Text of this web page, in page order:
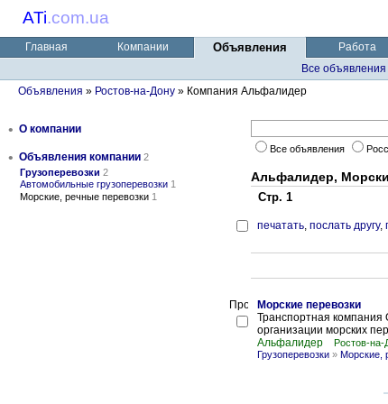
ATi.com.ua
Главная Компании Объявления
Работа
Все объявления
Объявления » Ростов-на-Дону » Компания Альфалидер
• О компании
• Объявления компании 2
Грузоперевозки 2
Автомобильные грузоперевозки 1
Морские, речные перевозки 1
Все объявления
Альфалидер,
Стр. 1
печатать, послать другу,
Морские перевозки
Транспортная
организации морских
Альфалидер
Ростов-на-
Грузоперевозки » Морские,